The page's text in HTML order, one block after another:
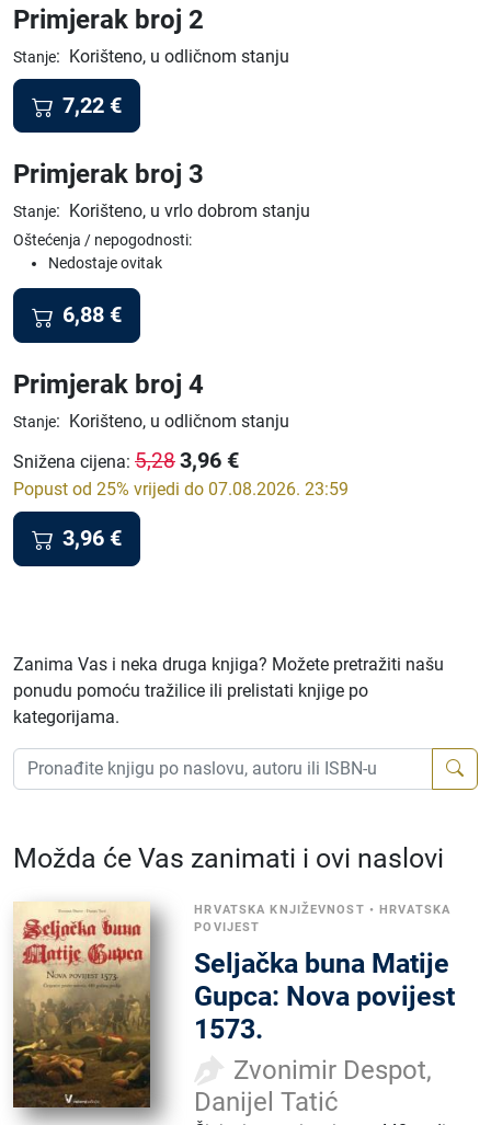
Primjerak broj 2
Stanje: Korišteno, u odličnom stanju
7,22 €
Primjerak broj 3
Stanje: Korišteno, u vrlo dobrom stanju
Oštećenja / nepogodnosti:
Nedostaje ovitak
6,88 €
Primjerak broj 4
Stanje: Korišteno, u odličnom stanju
Snižena cijena: 5,283,96 €
Popust od 25% vrijedi do 07.08.2026. 23:59
3,96 €
Zanima Vas i neka druga knjiga? Možete pretražiti našu
ponudu pomoću tražilice ili prelistati knjige po
kategorijama.
Možda će Vas zanimati i ovi naslovi
HRVATSKA KNJIŽEVNOST •HRVATSKA
POVIJEST
Seljačka buna Matije
Gupca: Nova povijest
1573.
Zvonimir Despot,
Danijel Tatić